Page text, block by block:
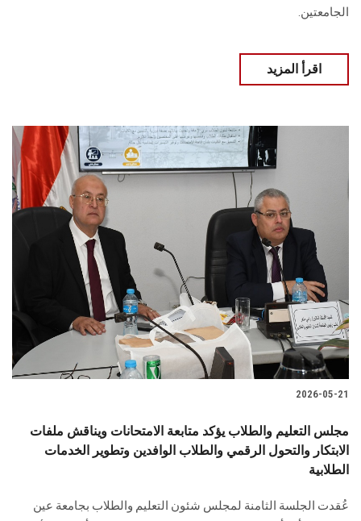
الجامعتين.
اقرأ المزيد
2026-05-21
مجلس التعليم والطلاب يؤكد متابعة الامتحانات ويناقش ملفات
الابتكار والتحول الرقمي والطلاب الوافدين وتطوير الخدمات
الطلابية
عُقدت الجلسة الثامنة لمجلس شئون التعليم والطلاب بجامعة عين